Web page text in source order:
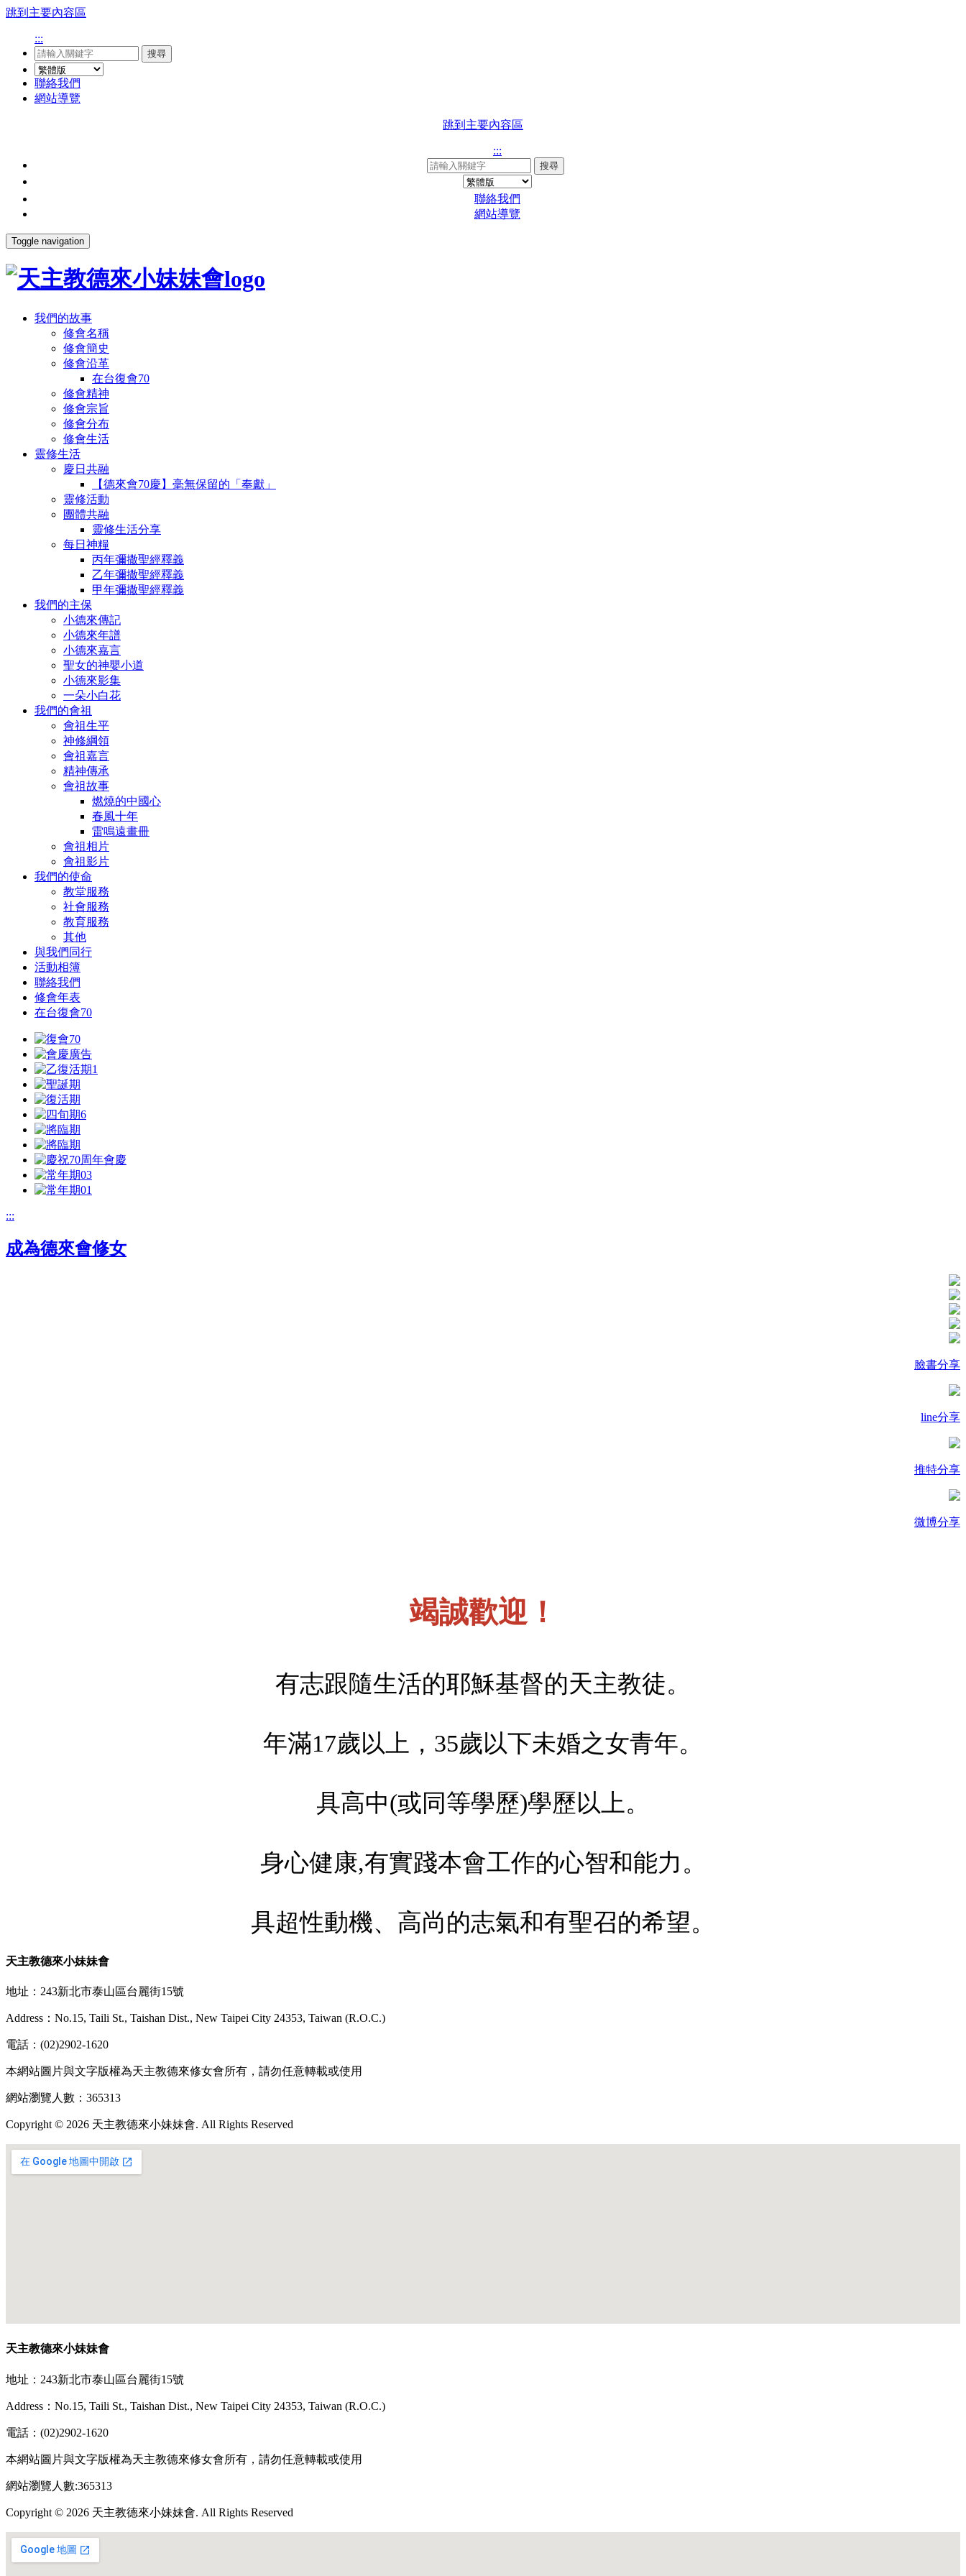
跳到主要內容區
:::
搜尋
聯絡我們
網站導覽
跳到主要內容區
:::
搜尋
聯絡我們
網站導覽
Toggle navigation
我們的故事
修會名稱
修會簡史
修會沿革
在台復會70
修會精神
修會宗旨
修會分布
修會生活
靈修生活
慶日共融
【德來會70慶】毫無保留的「奉獻」
靈修活動
團體共融
靈修生活分享
每日神糧
丙年彌撒聖經釋義
乙年彌撒聖經釋義
甲年彌撒聖經釋義
我們的主保
小德來傳記
小德來年譜
小德來嘉言
聖女的神嬰小道
小德來影集
一朵小白花
我們的會祖
會祖生平
神修綱領
會祖嘉言
精神傳承
會祖故事
燃燒的中國心
春風十年
雷鳴遠畫冊
會祖相片
會祖影片
我們的使命
教堂服務
社會服務
教育服務
其他
與我們同行
活動相簿
聯絡我們
修會年表
在台復會70
:::
成為德來會修女
臉書分享
line分享
推特分享
微博分享
竭誠歡迎！
有志跟隨生活的耶穌基督的天主教徒。
年滿17歲以上，35歲以下未婚之女青年。
具高中(或同等學歷)學歷以上。
身心健康,有實踐本會工作的心智和能力。
具超性動機、高尚的志氣和有聖召的希望。
天主教德來小妹妹會
地址：243新北市泰山區台麗街15號
Address：No.15, Taili St., Taishan Dist., New Taipei City 24353, Taiwan (R.O.C.)
電話：(02)2902-1620
本網站圖片與文字版權為天主教德來修女會所有，請勿任意轉載或使用
網站瀏覽人數：365313
Copyright © 2026 天主教德來小妹妹會. All Rights Reserved
天主教德來小妹妹會
地址：243新北市泰山區台麗街15號
Address：No.15, Taili St., Taishan Dist., New Taipei City 24353, Taiwan (R.O.C.)
電話：(02)2902-1620
本網站圖片與文字版權為天主教德來修女會所有，請勿任意轉載或使用
網站瀏覽人數:365313
Copyright © 2026 天主教德來小妹妹會. All Rights Reserved